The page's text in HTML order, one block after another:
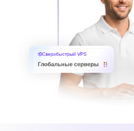
Сверхбыстрый VPS
Глобальные серверы